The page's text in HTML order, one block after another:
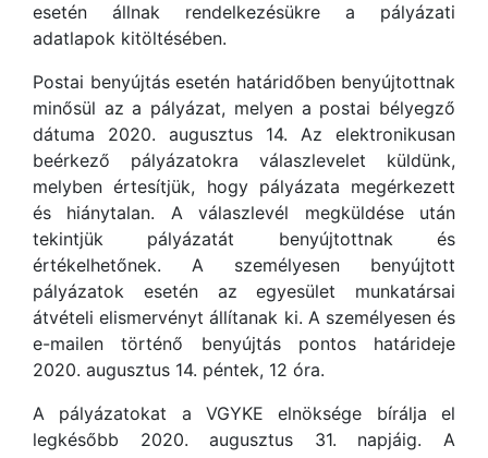
esetén állnak rendelkezésükre a pályázati
adatlapok kitöltésében.
Postai benyújtás esetén határidőben benyújtottnak
minősül az a pályázat, melyen a postai bélyegző
dátuma 2020. augusztus 14. Az elektronikusan
beérkező pályázatokra válaszlevelet küldünk,
melyben értesítjük, hogy pályázata megérkezett
és hiánytalan. A válaszlevél megküldése után
tekintjük pályázatát benyújtottnak és
értékelhetőnek. A személyesen benyújtott
pályázatok esetén az egyesület munkatársai
átvételi elismervényt állítanak ki. A személyesen és
e-mailen történő benyújtás pontos határideje
2020. augusztus 14. péntek, 12 óra.
A pályázatokat a VGYKE elnöksége bírálja el
legkésőbb 2020. augusztus 31. napjáig. A